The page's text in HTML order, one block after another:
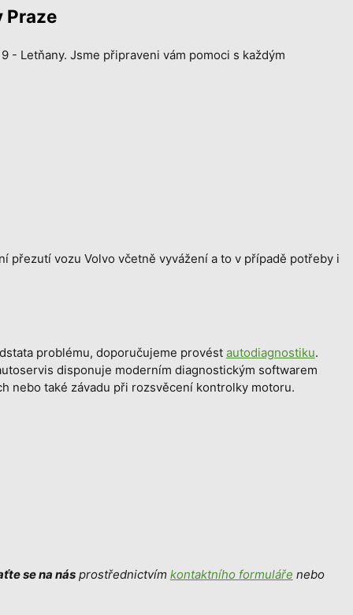
Praze
- Letňany. Jsme připraveni vám pomoci s každým
přezutí vozu Volvo včetně vyvážení a to v případě potřeby i
problému, doporučujeme provést autodiagnostiku.
disponuje moderním diagnostickým softwarem
nebo také závadu při rozsvěcení kontrolky motoru.
se na násprostřednictvím kontaktního formuláře nebo